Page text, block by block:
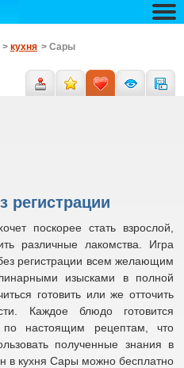
> кухня > Сары
регистрации
поскорее стать взрослой,
различные лакомства. Игра
регистрации всем желающим
изысками в полной
готовить или же отточить
Каждое блюдо готовится
настоящим рецептам, что
полученные знания в
в кухня Сары можно бесплатно